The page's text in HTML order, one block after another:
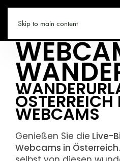
Skip to main content
WANDERN.CO
WEBCAMS
Genießen Sie die Live-
Webcams in Österreich